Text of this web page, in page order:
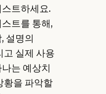
트하세요.
트를 통해,
설명의
고 실제 사용
는 예상치
황을 파악할